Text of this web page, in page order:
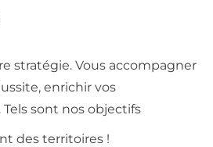
stratégie. Vous accompagner
enrichir vos
sont nos objectifs
des territoires !